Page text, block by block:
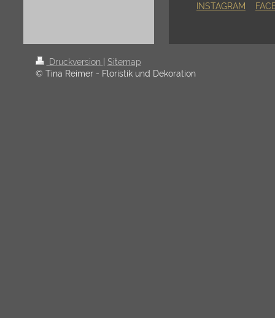
INSTAGRAM
Druckversion
Sitemap
© Tina Reimer - Floristik und Dekoration